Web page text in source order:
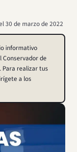
30 de marzo de 2022
informativo
Conservador de
Para realizar tus
a los